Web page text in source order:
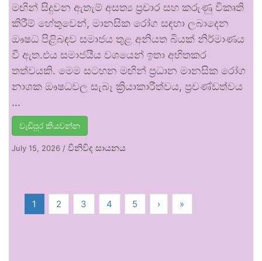
මඟින් සිදුවන ඇතැම් අසත්‍ය ප්‍රචාර සහ කරුණු විකෘති
කිරීම් හේතුවෙන්, මානසික රෝග සඳහා ලබාදෙන
ඖෂධ පිළිබඳව සමාජය තුළ අනියත බියක් නිර්මාණය
වී ඇත.එය සමාජයීය වශයෙන් ඉතා අහිතකර
තත්වයකි. මෙම සටහන මඟින් ප්‍රධාන මානසික රෝග
නාශක ඖෂධවල සැබෑ ක්‍රියාකාරීත්වය, ප්‍රචණ්ඩත්වය
…
වැඩිපුර කියවන්න
July 15, 2026 / විනිවිද සායනය
1 2 3 4 5 › »